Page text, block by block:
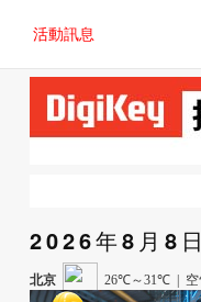
制器
活動訊息
制器
2026年8月8日